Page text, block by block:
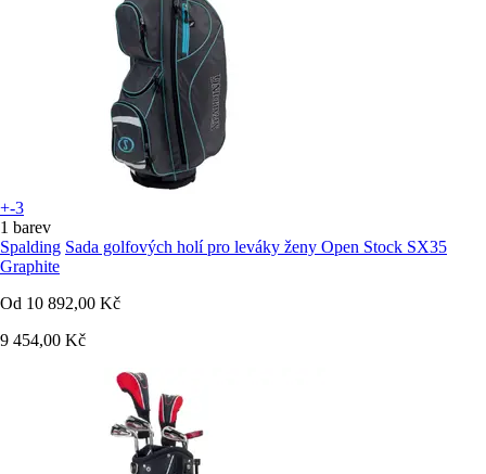
+-3
1 barev
Spalding Sada golfových holí pro leváky ženy Open Stock SX35
Graphite
Od 10 892,00 Kč
9 454,00 Kč